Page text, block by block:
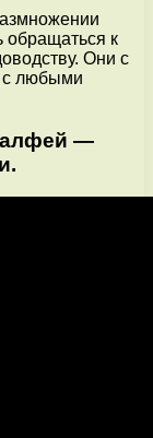
обращаться к
Они с
с любыми
—